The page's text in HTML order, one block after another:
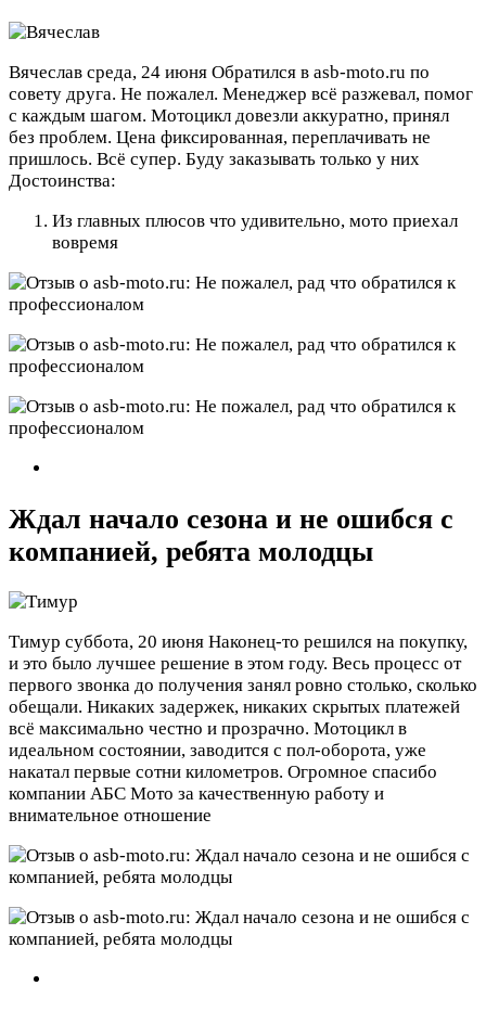
Вячеслав среда, 24 июня Обратился в asb-moto.ru по
совету друга. Не пожалел. Менеджер всё разжевал, помог
с каждым шагом. Мотоцикл довезли аккуратно, принял
без проблем. Цена фиксированная, переплачивать не
пришлось. Всё супер. Буду заказывать только у них
Достоинства:
Из главных плюсов что удивительно, мото приехал
вовремя
Ждал начало сезона и не ошибся с
компанией, ребята молодцы
Тимур суббота, 20 июня Наконец-то решился на покупку,
и это было лучшее решение в этом году. Весь процесс от
первого звонка до получения занял ровно столько, сколько
обещали. Никаких задержек, никаких скрытых платежей
всё максимально честно и прозрачно. Мотоцикл в
идеальном состоянии, заводится с пол-оборота, уже
накатал первые сотни километров. Огромное спасибо
компании АБС Мото за качественную работу и
внимательное отношение